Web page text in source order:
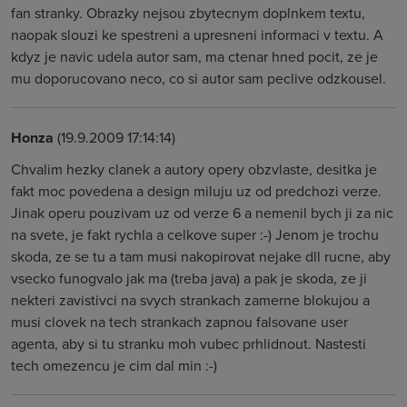
fan stranky. Obrazky nejsou zbytecnym doplnkem textu,
naopak slouzi ke spestreni a upresneni informaci v textu. A
kdyz je navic udela autor sam, ma ctenar hned pocit, ze je
mu doporucovano neco, co si autor sam peclive odzkousel.
Honza (19.9.2009 17:14:14)
Chvalim hezky clanek a autory opery obzvlaste, desitka je
fakt moc povedena a design miluju uz od predchozi verze.
Jinak operu pouzivam uz od verze 6 a nemenil bych ji za nic
na svete, je fakt rychla a celkove super :-) Jenom je trochu
skoda, ze se tu a tam musi nakopirovat nejake dll rucne, aby
vsecko funogvalo jak ma (treba java) a pak je skoda, ze ji
nekteri zavistivci na svych strankach zamerne blokujou a
musi clovek na tech strankach zapnou falsovane user
agenta, aby si tu stranku moh vubec prhlidnout. Nastesti
tech omezencu je cim dal min :-)